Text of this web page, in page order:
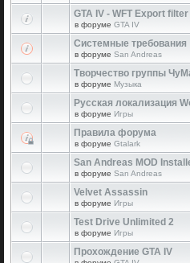
GTA IV - WFT Export filter
в форуме GTA IV
Системные требования
в форуме San Andreas
Творчество группы
в форуме Музыка
Русская локализация
в форуме Игры
Правила форума
в форуме Gtalark
San Andreas MOD
в форуме San Andreas
Velvet Assassin
в форуме Игры
Test Drive Unlimited 2
в форуме Игры
Прохождение GTA IV